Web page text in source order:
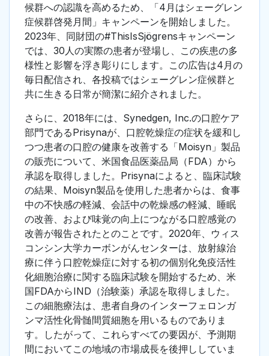
候群への認識を高めるため、「4月はシェーグレン
症候群啓発月間」キャンペーンを開始しました。
2023年、同財団の#ThisIsSjögrensキャンペーン
では、30人の実際の患者が登場し、この疾患の多
様性と影響を浮き彫りにします。この広告は4月の
毎日配信され、各投稿ではシェーグレン症候群と
共に生きる日常が簡潔に紹介されました。
さらに、2018年には、Synedgen, Inc.の口腔ケア
部門であるPrisynaが、口腔乾燥症の症状を緩和し
つつ患者の口腔の健康を改善する「Moisyn」製品
の販売について、米国食品医薬品局（FDA）から
承認を取得しました。Prisynaによると、臨床試験
の結果、Moisyn製品を使用した患者からは、食事
中の不快感の軽減、会話中の乾燥感の軽減、睡眠
の改善、および味覚の向上につながる口腔感覚の
改善が報告されたとのことです。2020年、ウィス
コンシン大学カーボンがんセンターは、放射線治
療に伴う口腔乾燥症に対する初の個別化免疫活性
化細胞治療に関する臨床試験を開始するため、米
国FDAからIND（治験薬）承認を取得しました。
この細胞療法は、患者自身のインターフェロンガ
ンマ活性化骨髄間質細胞を用いるものでありま
す。したがって、これらすべての要因が、予測期
間においてこの地域の市場成長を後押ししていま